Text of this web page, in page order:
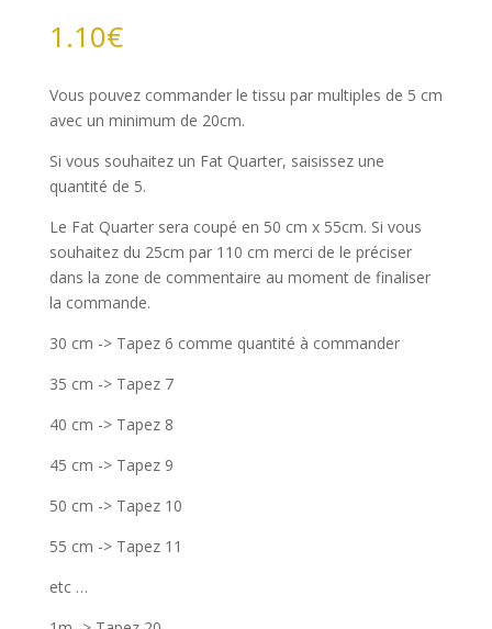
1.10€
Vous pouvez commander le tissu par multiples de 5 cm
avec un minimum de 20cm.
Si vous souhaitez un Fat Quarter, saisissez une
quantité de 5.
Le Fat Quarter sera coupé en 50 cm x 55cm. Si vous
souhaitez du 25cm par 110 cm merci de le préciser
dans la zone de commentaire au moment de finaliser
la commande.
30 cm -> Tapez 6 comme quantité à commander
35 cm -> Tapez 7
40 cm -> Tapez 8
45 cm -> Tapez 9
50 cm -> Tapez 10
55 cm -> Tapez 11
etc …